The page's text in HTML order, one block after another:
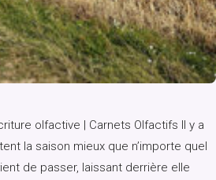
olfactive | Carnets Olfactifs Il y a
la saison mieux que n’importe quel
de passer, laissant derrière elle